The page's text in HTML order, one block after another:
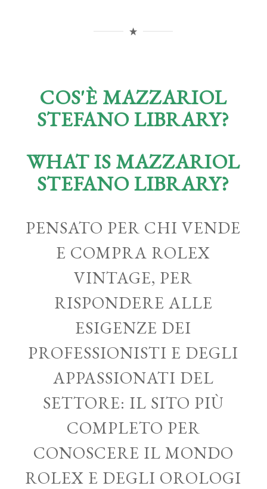
COS'È MAZZARIOL
STEFANO LIBRARY?
WHAT IS MAZZARIOL
STEFANO LIBRARY?
PENSATO PER CHI VENDE
E COMPRA ROLEX
VINTAGE, PER
RISPONDERE ALLE
ESIGENZE DEI
PROFESSIONISTI E DEGLI
APPASSIONATI DEL
SETTORE: IL SITO PIÙ
COMPLETO PER
CONOSCERE IL MONDO
ROLEX E DEGLI OROLOGI